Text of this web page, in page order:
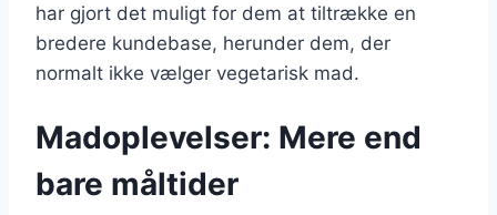
har gjort det muligt for dem at tiltrække en
bredere kundebase, herunder dem, der
normalt ikke vælger vegetarisk mad.
Madoplevelser: Mere end
bare måltider